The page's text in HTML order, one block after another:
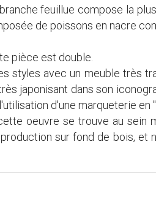
feuillue compose la
de poissons en nacre
pièce est double.
styles avec un meuble très
japonisant dans son
d'une marqueterie en
oeuvre se trouve au sein
sur fond de bois, et